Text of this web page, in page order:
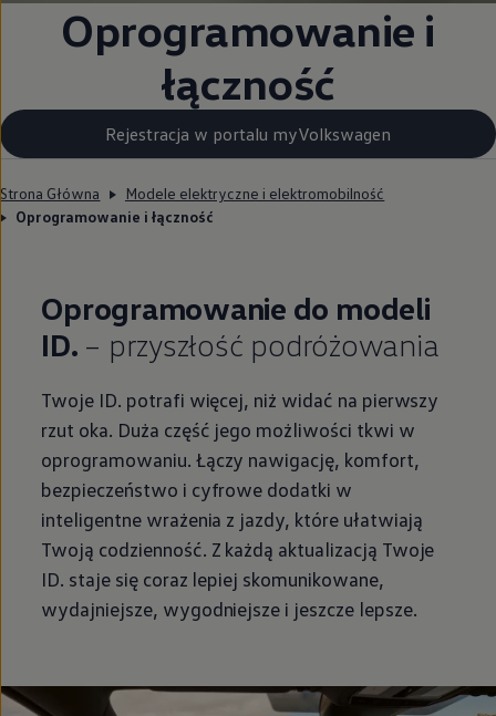
Oprogramowanie i
łączność
Rejestracja w portalu myVolkswagen
Strona Główna
Modele elektryczne i elektromobilność
Oprogramowanie i łączność
Oprogramowanie do modeli
ID. – przyszłość podróżowania
Twoje ID. potrafi więcej, niż widać na pierwszy
rzut oka. Duża część jego możliwości tkwi w
oprogramowaniu. Łączy nawigację, komfort,
bezpieczeństwo i cyfrowe dodatki w
inteligentne wrażenia z jazdy, które ułatwiają
Twoją codzienność. Z każdą aktualizacją Twoje
ID. staje się coraz lepiej skomunikowane,
wydajniejsze, wygodniejsze i jeszcze lepsze.